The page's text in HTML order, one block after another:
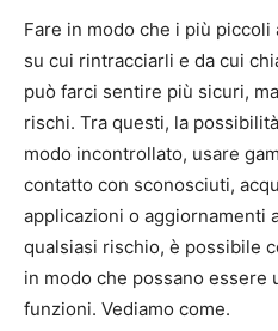
Fare in modo che i più
su cui rintracciarli e da cui
può farci sentire più sicuri,
rischi. Tra questi, la
modo incontrollato, usare
contatto con sconosciuti,
applicazioni o aggiornamenti
qualsiasi rischio, è possibile
in modo che possano essere
funzioni. Vediamo come.